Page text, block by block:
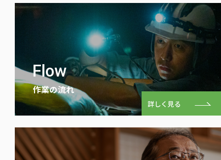
Flow
作業の流れ
詳しく見る